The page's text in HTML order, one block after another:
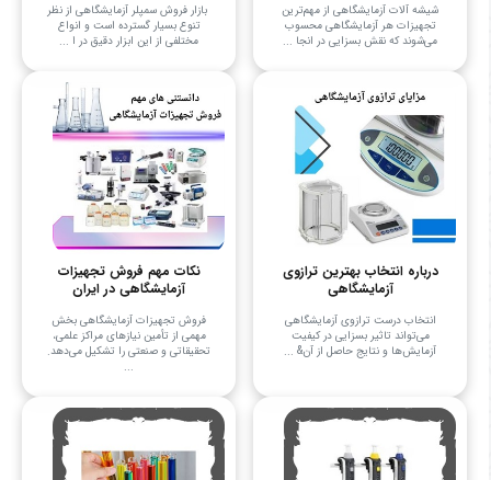
شیشه آلات آزمایشگاهی از مهم‌ترین
تجهیزات هر آزمایشگاهی محسوب
می‌شوند که نقش بسزایی در انجا ...
بازار فروش سمپلر آزمایشگاهی از نظر
تنوع بسیار گسترده است و انواع
مختلفی از این ابزار دقیق در ا ...
درباره انتخاب بهترین ترازوی
آزمایشگاهی
انتخاب درست ترازوی آزمایشگاهی
می‌تواند تاثیر بسزایی در کیفیت
آزمایش‌ها و نتایج حاصل از آن& ...
نکات مهم فروش تجهیزات
آزمایشگاهی در ایران
فروش تجهیزات آزمایشگاهی بخش
مهمی از تأمین نیازهای مراکز علمی،
تحقیقاتی و صنعتی را تشکیل می‌دهد.
...